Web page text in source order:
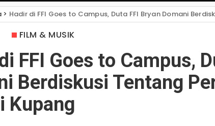
> Hadir di FFI Goes to Campus, Duta FFI Bryan Domani Berdiskusi
FILM & MUSIK
FFI Goes to Campus,
Berdiskusi Tentang
Kupang